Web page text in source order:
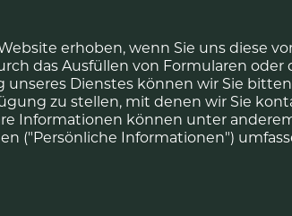
erhoben, wenn Sie uns diese
das Ausfüllen von Formularen oder
unseres Dienstes können wir Sie
zu stellen, mit denen wir Sie
Informationen können unter
("Persönliche Informationen")